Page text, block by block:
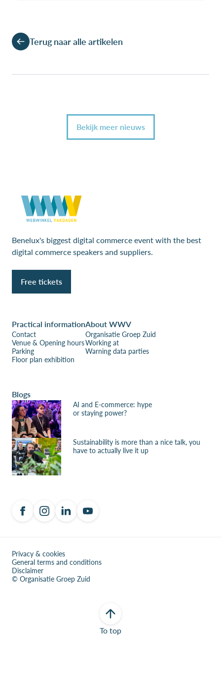
Terug naar alle artikelen
Bekijk meer nieuws
Benelux's biggest digital commerce event with the best
digital commerce speakers and suppliers.
Free tickets
Practical information
Contact
Venue & Opening hours
Parking
Floor plan exhibition
About WWV
Organisatie Groep Zuid
Working at
Warning data parties
Blogs
AI and E-commerce: hype
or staying power?
Sustainability is more than a nice talk, you
have to actually live it up
Privacy & cookies
General terms and conditions
Disclaimer
© Organisatie Groep Zuid
To top